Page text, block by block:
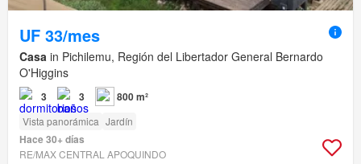
UF 33/mes
Casa in Pichilemu, Región del Libertador General Bernardo
O'Higgins
3 3 800 m²
Vista panorámica Jardín
Hace 30+ días
RE/MAX CENTRAL APOQUINDO